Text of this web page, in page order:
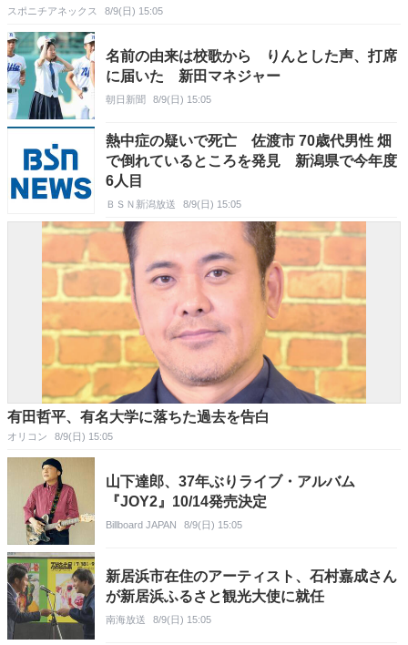
スポニチアネックス 8/9(日) 15:05
名前の由来は校歌から りんとした声、打席
に届いた 新田マネジャー
朝日新聞 8/9(日) 15:05
熱中症の疑いで死亡 佐渡市 70歳代男性 畑
で倒れているところを発見 新潟県で今年度
6人目
ＢＳＮ新潟放送 8/9(日) 15:05
有田哲平、有名大学に落ちた過去を告白
オリコン 8/9(日) 15:05
山下達郎、37年ぶりライブ・アルバム
『JOY2』10/14発売決定
Billboard JAPAN 8/9(日) 15:05
新居浜市在住のアーティスト、石村嘉成さん
が新居浜ふるさと観光大使に就任
南海放送 8/9(日) 15:05